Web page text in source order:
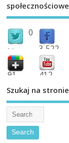
społecznościowe
0
followers 3,522
fans
91 412
Szukaj na stronie